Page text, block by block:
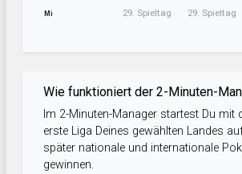
Mi 29. Spieltag
29. Spieltag
Wie funktioniert der 2-Minuten-
Im 2-Minuten-Manager startest Du mit
erste Liga Deines gewählten Landes
später nationale und internationale
gewinnen.